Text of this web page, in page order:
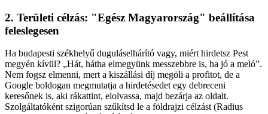
2. Területi célzás: "Egész Magyarország" beállítása
feleslegesen
Ha budapesti székhelyű duguláselhárító vagy, miért hirdetsz Pest
megyén kívül? „Hát, hátha elmegyünk messzebbre is, ha jó a meló”.
Nem fogsz elmenni, mert a kiszállási díj megöli a profitot, de a
Google boldogan megmutatja a hirdetésedet egy debreceni
keresőnek is, aki rákattint, elolvassa, majd bezárja az oldalt.
Szolgáltatóként szigorúan szűkítsd le a földrajzi célzást (Radius